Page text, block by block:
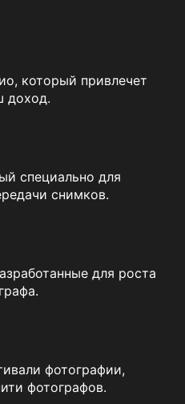
который привлечет
доход.
специально для
снимков.
для роста
фотографии,
фотографов.